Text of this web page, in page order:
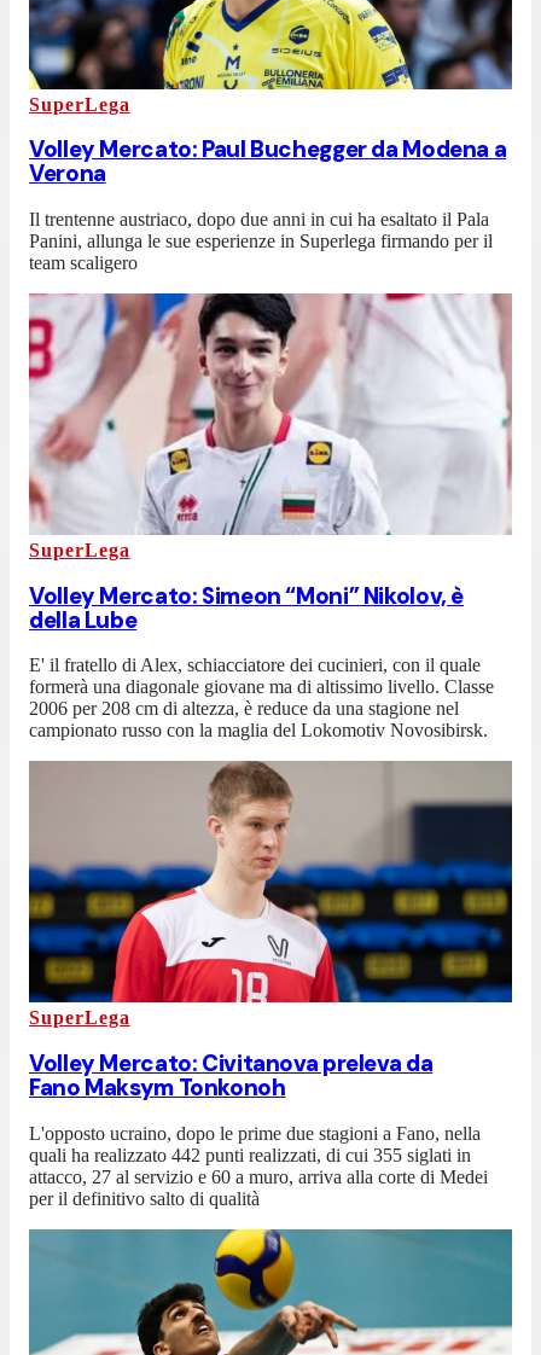
SuperLega
Volley Mercato: Paul Buchegger da Modena a
Verona
Il trentenne austriaco, dopo due anni in cui ha esaltato il Pala
Panini, allunga le sue esperienze in Superlega firmando per il
team scaligero
SuperLega
Volley Mercato: Simeon “Moni” Nikolov, è
della Lube
E' il fratello di Alex, schiacciatore dei cucinieri, con il quale
formerà una diagonale giovane ma di altissimo livello. Classe
2006 per 208 cm di altezza, è reduce da una stagione nel
campionato russo con la maglia del Lokomotiv Novosibirsk.
SuperLega
Volley Mercato: Civitanova preleva da
Fano Maksym Tonkonoh
L'opposto ucraino, dopo le prime due stagioni a Fano, nella
quali ha realizzato 442 punti realizzati, di cui 355 siglati in
attacco, 27 al servizio e 60 a muro, arriva alla corte di Medei
per il definitivo salto di qualità